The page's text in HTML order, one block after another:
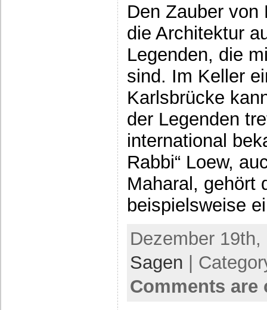
Den Zauber von
die Architektur
Legenden, die
sind. Im Keller
Karlsbrücke
der Legenden
international
Rabbi“ Loew,
Maharal, gehört
beispielsweise
Dezember
Sagen |
Comments are